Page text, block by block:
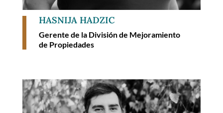
HASNIJA HADZIC
Gerente de la División de Mejoramiento
de Propiedades